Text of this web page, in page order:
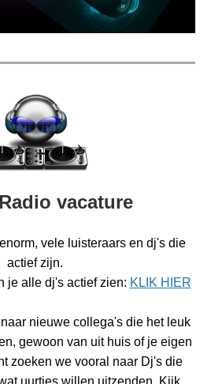
vacature
vele luisteraars en dj's die
actief zijn.
je alle dj's actief zien: KLIK HIER
nieuwe collega's die het leuk
gewoon van uit huis of je eigen
zoeken we vooral naar Dj's die
uurtjes willen uitzenden. Kijk